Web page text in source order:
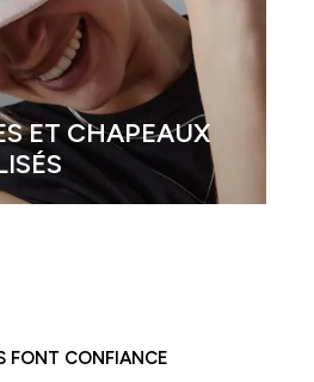
ET CHAPEAUX
FONT CONFIANCE